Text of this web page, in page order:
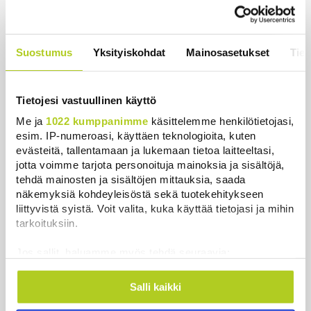
Suostumus Yksityiskohdat Mainosasetukset
Tietojesi vastuullinen käyttö
Me ja 1022 kumppanimme käsittelemme henkilötietojasi,
esim. IP-numeroasi, käyttäen teknologioita, kuten
evästeitä, tallentamaan ja lukemaan tietoa laitteeltasi,
jotta voimme tarjota personoituja mainoksia ja sisältöjä,
tehdä mainosten ja sisältöjen mittauksia, saada
näkemyksiä kohdeyleisöstä sekä tuotekehitykseen
liittyvistä syistä. Voit valita, kuka käyttää tietojasi ja mihin
tarkoituksiin.
Kerätä tietoja maantieteellisestä sijainnistasi,
mahdollisesti muutaman metrin tarkkuudella
Salli kaikki
Keskustan Siika-aho kertoo, mikä
hänestä on Ylen gallupin todellinen
Uutiset | 6.8.2026 11:56
Uutiset
Uusimmat Luetuimmat